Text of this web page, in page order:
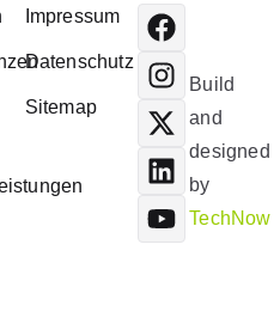
Impressum
Datenschutz
Sitemap
Build
and
designed
by
TechNow